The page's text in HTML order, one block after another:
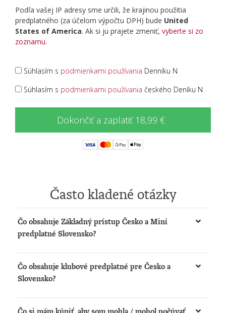
Podľa vašej IP adresy sme určili, že krajinou použitia
predplatného (za účelom výpočtu DPH) bude United
States of America. Ak si ju prajete zmeniť, vyberte si zo
zoznamu.
Súhlasím s podmienkami používania Denníku N
Súhlasím s podmienkami používania českého Deníku N
Dokončiť a zaplatiť 18,99 €
Často kladené otázky
Čo obsahuje Základný prístup Česko a Mini
predplatné Slovensko?
Získate možnosť:
čítať články nawww.denikn.cza
www.dennikn.sk
Čo obsahuje klubové predplatné pre Česko a
Slovensko?
Získate: